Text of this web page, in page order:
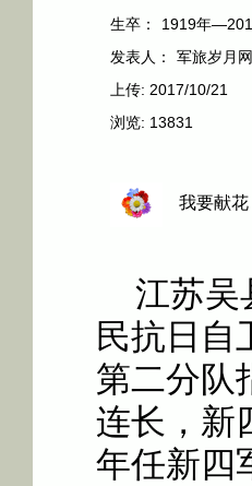
生卒：
1919年
发表人：
军旅岁月网
上传: 2017/10/21
浏览: 13831
我要献花
江苏吴
民抗日自
第二分队
连长，新
年任新四